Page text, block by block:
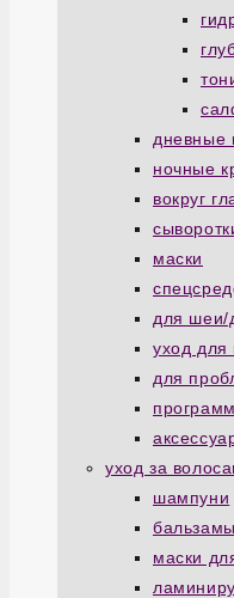
дневные
ночные
вокруг
маски
для шеи/
уход для
для
уход за
шампуни
маски